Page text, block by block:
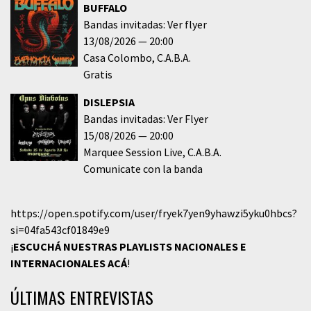
BUFFALO
Bandas invitadas: Ver flyer
13/08/2026
20:00
Casa Colombo C.A.B.A.
Gratis
DISLEPSIA
Bandas invitadas: Ver Flyer
15/08/2026
20:00
Marquee Session Live C.A.B.A.
Comunicate con la banda
https://open.spotify.com/user/fryek7yen9yhawzi5yku0hbcs?
si=04fa543cf01849e9
¡ESCUCHÁ NUESTRAS PLAYLISTS NACIONALES E
INTERNACIONALESACÁ!
ÚLTIMAS ENTREVISTAS